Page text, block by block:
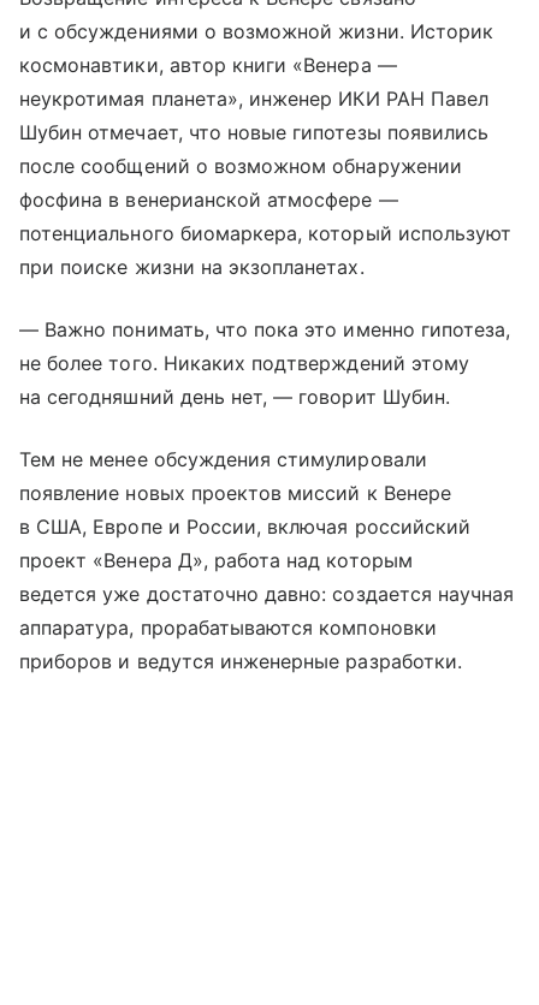
и с обсуждениями о возможной жизни. Историк
космонавтики, автор книги «Венера —
неукротимая планета», инженер ИКИ РАН Павел
Шубин отмечает, что новые гипотезы появились
после сообщений о возможном обнаружении
фосфина в венерианской атмосфере —
потенциального биомаркера, который используют
при поиске жизни на экзопланетах.
— Важно понимать, что пока это именно гипотеза,
не более того. Никаких подтверждений этому
на сегодняшний день нет, — говорит Шубин.
Тем не менее обсуждения стимулировали
появление новых проектов миссий к Венере
в США, Европе и России, включая российский
проект «Венера Д», работа над которым
ведется уже достаточно давно: создается научная
аппаратура, прорабатываются компоновки
приборов и ведутся инженерные разработки.